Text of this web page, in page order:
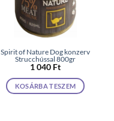
Spirit of Nature Dog konzerv
Strucchússal 800gr
1 040 Ft
KOSÁRBA TESZEM